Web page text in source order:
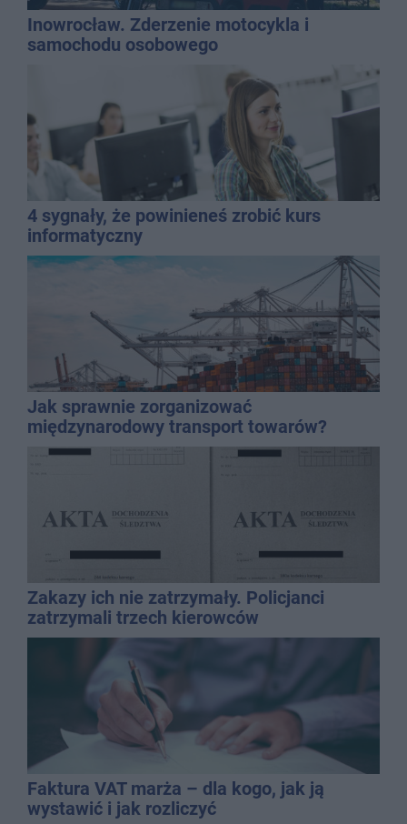
Inowrocław. Zderzenie motocykla i
samochodu osobowego
4 sygnały, że powinieneś zrobić kurs
informatyczny
Jak sprawnie zorganizować
międzynarodowy transport towarów?
Zakazy ich nie zatrzymały. Policjanci
zatrzymali trzech kierowców
Faktura VAT marża – dla kogo, jak ją
wystawić i jak rozliczyć